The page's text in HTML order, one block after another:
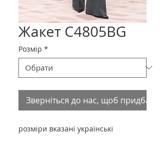
Жакет С4805BG
Розмір *
Зверніться до нас, щоб придбати
розміри вказані українські